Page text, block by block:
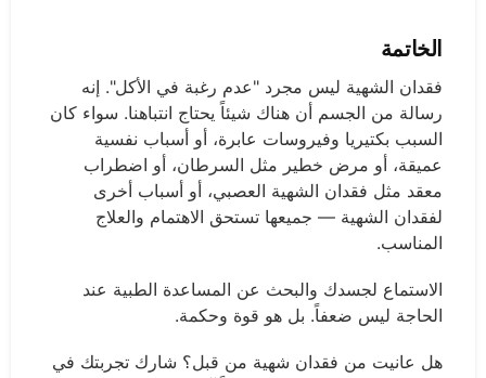
الخاتمة
فقدان الشهية ليس مجرد "عدم رغبة في الأكل". إنه
رسالة من الجسم أن هناك شيئاً يحتاج انتباهنا. سواء كان
السبب بكتيريا وفيروسات عابرة، أو أسباب نفسية
عميقة، أو مرض خطير مثل السرطان، أو اضطراب
معقد مثل فقدان الشهية العصبي، أو أسباب أخرى
لفقدان الشهية — جميعها تستحق الاهتمام والعلاج
المناسب.
الاستماع لجسدك والبحث عن المساعدة الطبية عند
الحاجة ليس ضعفاً. بل هو قوة وحكمة.
هل عانيت من فقدان شهية من قبل؟ شارك تجربتك في